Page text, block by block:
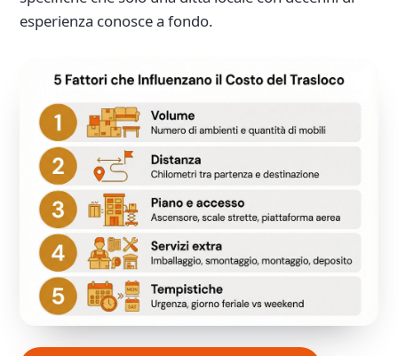
esperienza conosce a fondo.